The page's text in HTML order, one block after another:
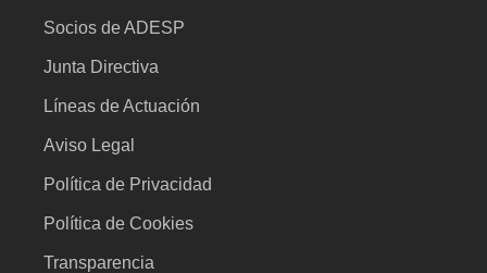
Socios de ADESP
Junta Directiva
Líneas de Actuación
Aviso Legal
Política de Privacidad
Política de Cookies
Transparencia